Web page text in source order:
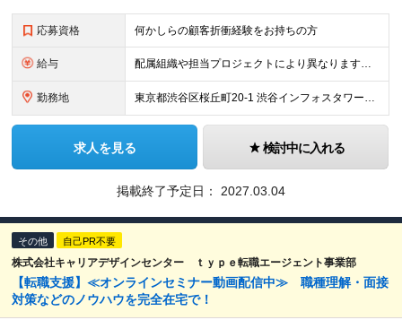
応募資格 何かしらの顧客折衝経験をお持ちの方
給与 配属組織や担当プロジェクトにより異なります。 経験・スキルを考慮の上、決定します。
勤務地 東京都渋谷区桜丘町20-1 渋谷インフォスタワー16階 ★原則出社ですが、リモートワークは週1まで可能です。 （変更の可能性）上記を除く当社関連勤務地
求人を見る 検討中に入れる
掲載終了予定日： 2027.03.04
その他 自己PR不要
株式会社キャリアデザインセンター ｔｙｐｅ転職エージェント事業部
【転職支援】≪オンラインセミナー動画配信中≫ 職種理解・面接
対策などのノウハウを完全在宅で！